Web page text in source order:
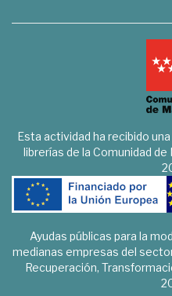
Esta actividad ha recibido
librerías de la Comunidad
Ayudas públicas para la
medianas empresas del
Recuperación,